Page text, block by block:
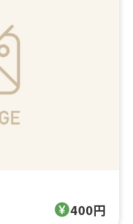
400円